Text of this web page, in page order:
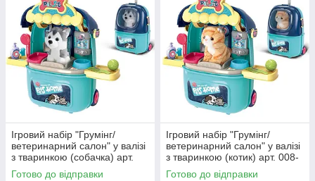
Ігровий набір "Грумінг/
ветеринарний салон" у валізі
з тваринкою (собачка) арт.
008-987-3
Готово до відправки
Ігровий набір "Грумінг/
ветеринарний салон" у валізі
з тваринкою (котик) арт. 008-
987-4
Готово до відправки